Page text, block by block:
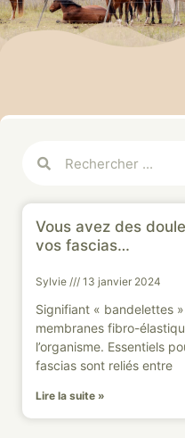
Vous avez des
vos fascias…
Sylvie 13 janvier 2024
Signifiant « bandelettes
membranes fibro-
l’organisme. Essentiels
fascias sont reliés entre
Lire la suite »